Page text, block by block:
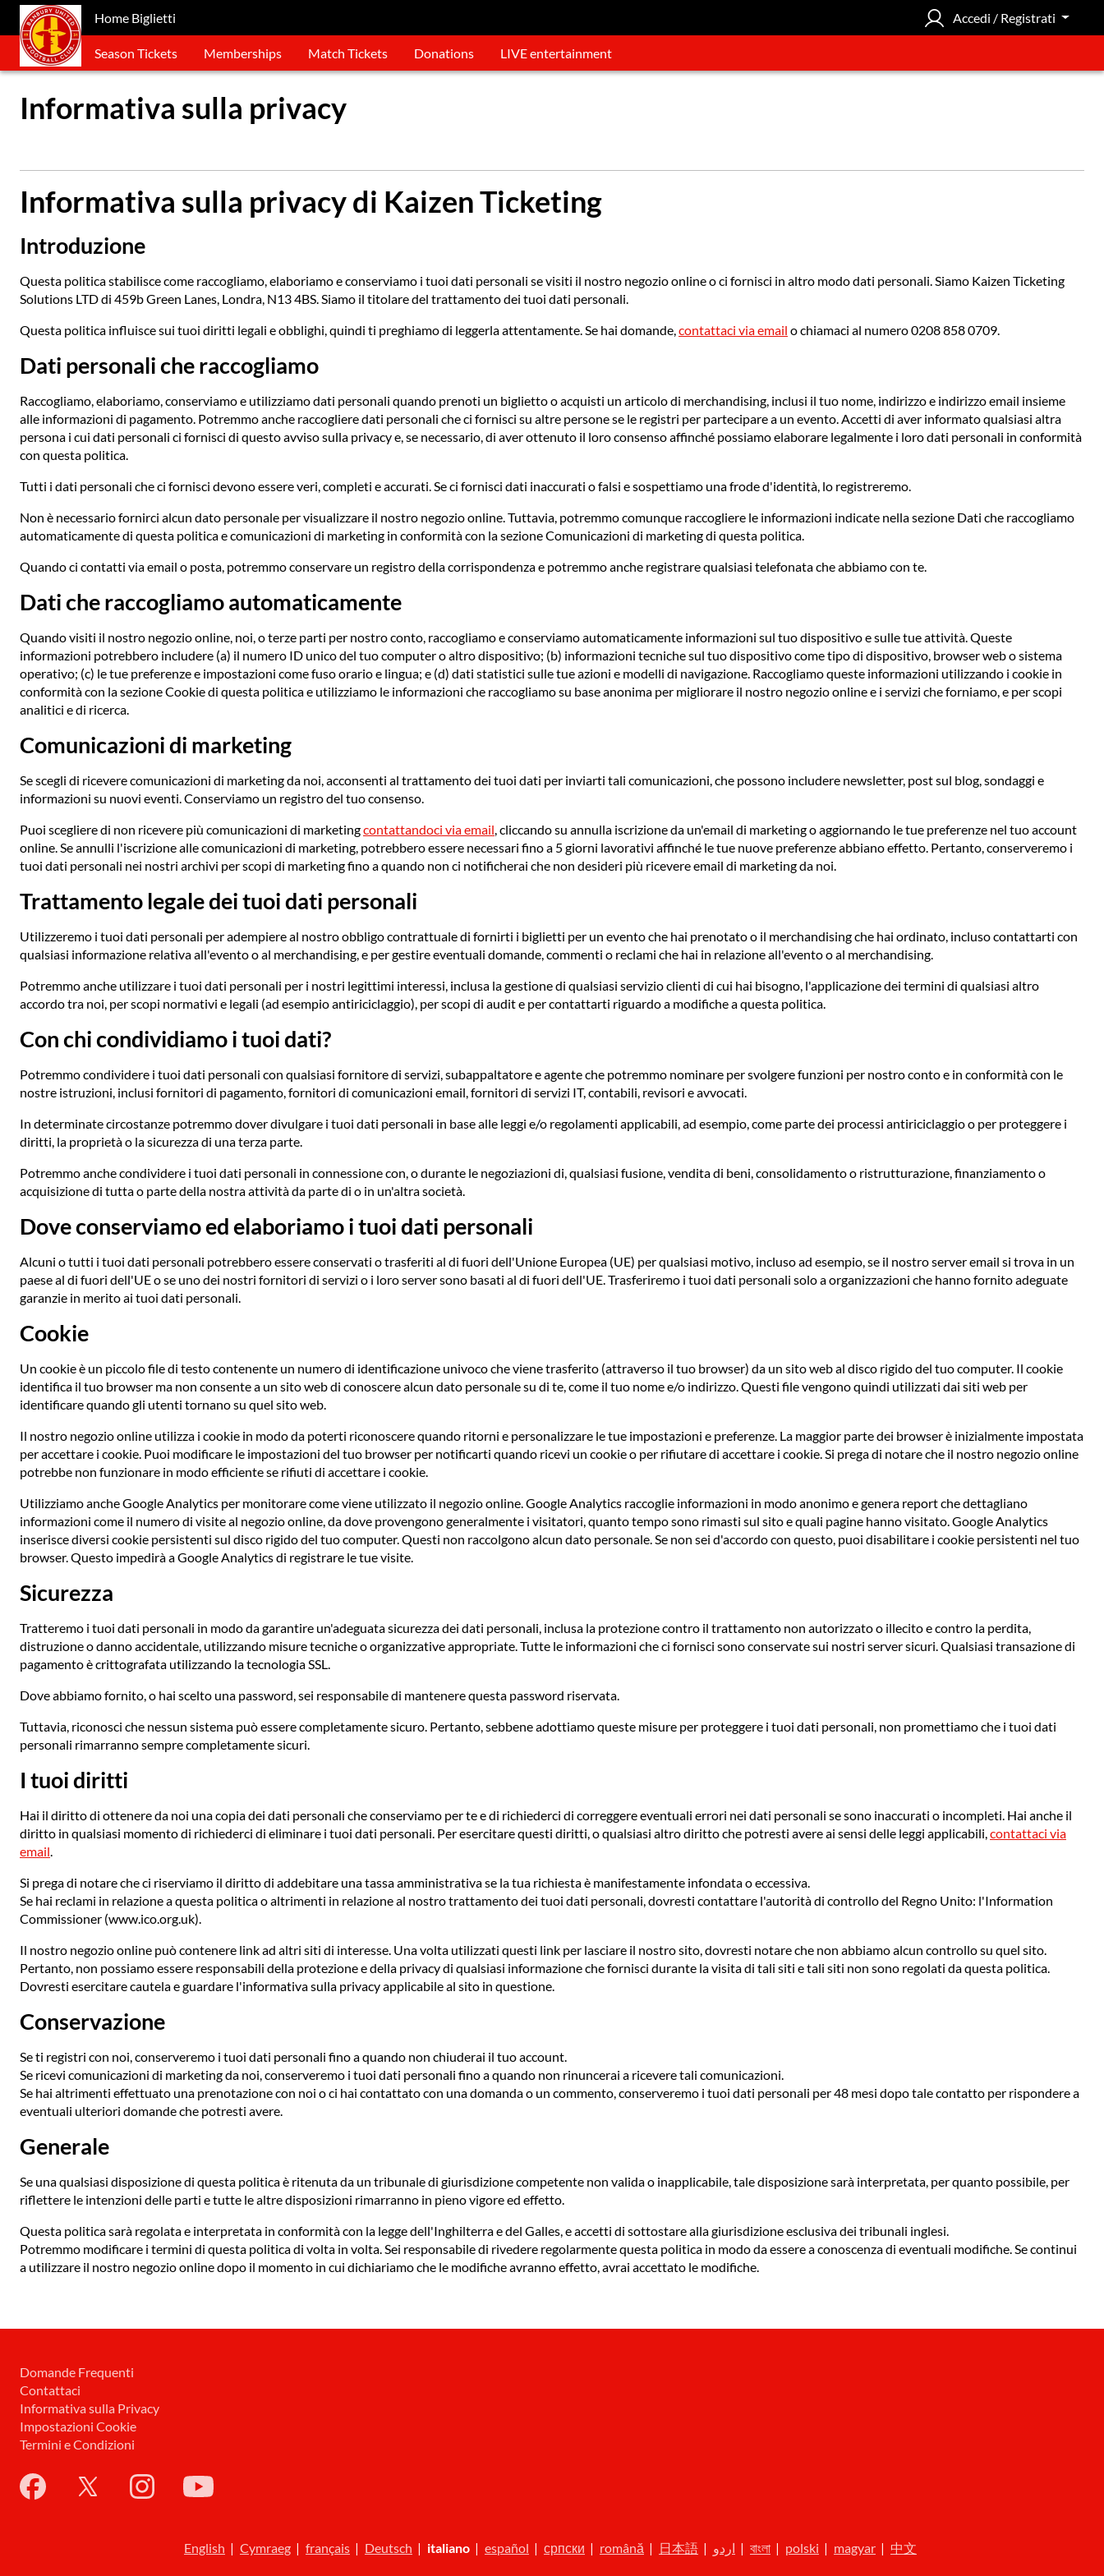
Home Biglietti Accedi / Registrati
Season Tickets Memberships Match Tickets Donations LIVE entertainment
Informativa sulla privacy
Informativa sulla privacy di Kaizen Ticketing
Introduzione
Questa politica stabilisce come raccogliamo, elaboriamo e conserviamo i tuoi dati personali se visiti il nostro negozio online o ci fornisci in altro modo dati personali. Siamo Kaizen Ticketing
Solutions LTD di 459b Green Lanes, Londra, N13 4BS. Siamo il titolare del trattamento dei tuoi dati personali.
Questa politica influisce sui tuoi diritti legali e obblighi, quindi ti preghiamo di leggerla attentamente. Se hai domande,contattaci via email o chiamaci al numero 0208 858 0709.
Dati personali che raccogliamo
Raccogliamo, elaboriamo, conserviamo e utilizziamo dati personali quando prenoti un biglietto o acquisti un articolo di merchandising, inclusi il tuo nome, indirizzo e indirizzo email insieme
alle informazioni di pagamento. Potremmo anche raccogliere dati personali che ci fornisci su altre persone se le registri per partecipare a un evento. Accetti di aver informato qualsiasi altra
persona i cui dati personali ci fornisci di questo avviso sulla privacy e, se necessario, di aver ottenuto il loro consenso affinché possiamo elaborare legalmente i loro dati personali in conformità
con questa politica.
Tutti i dati personali che ci fornisci devono essere veri, completi e accurati. Se ci fornisci dati inaccurati o falsi e sospettiamo una frode d'identità, lo registreremo.
Non è necessario fornirci alcun dato personale per visualizzare il nostro negozio online. Tuttavia, potremmo comunque raccogliere le informazioni indicate nella sezione Dati che raccogliamo
automaticamente di questa politica e comunicazioni di marketing in conformità con la sezione Comunicazioni di marketing di questa politica.
Quando ci contatti via email o posta, potremmo conservare un registro della corrispondenza e potremmo anche registrare qualsiasi telefonata che abbiamo con te.
Dati che raccogliamo automaticamente
Quando visiti il nostro negozio online, noi, o terze parti per nostro conto, raccogliamo e conserviamo automaticamente informazioni sul tuo dispositivo e sulle tue attività. Queste
informazioni potrebbero includere (a) il numero ID unico del tuo computer o altro dispositivo; (b) informazioni tecniche sul tuo dispositivo come tipo di dispositivo, browser web o sistema
operativo; (c) le tue preferenze e impostazioni come fuso orario e lingua; e (d) dati statistici sulle tue azioni e modelli di navigazione. Raccogliamo queste informazioni utilizzando i cookie in
conformità con la sezione Cookie di questa politica e utilizziamo le informazioni che raccogliamo su base anonima per migliorare il nostro negozio online e i servizi che forniamo, e per scopi
analitici e di ricerca.
Comunicazioni di marketing
Se scegli di ricevere comunicazioni di marketing da noi, acconsenti al trattamento dei tuoi dati per inviarti tali comunicazioni, che possono includere newsletter, post sul blog, sondaggi e
informazioni su nuovi eventi. Conserviamo un registro del tuo consenso.
Puoi scegliere di non ricevere più comunicazioni di marketingcontattandoci via email, cliccando su annulla iscrizione da un'email di marketing o aggiornando le tue preferenze nel tuo account
online. Se annulli l'iscrizione alle comunicazioni di marketing, potrebbero essere necessari fino a 5 giorni lavorativi affinché le tue nuove preferenze abbiano effetto. Pertanto, conserveremo i
tuoi dati personali nei nostri archivi per scopi di marketing fino a quando non ci notificherai che non desideri più ricevere email di marketing da noi.
Trattamento legale dei tuoi dati personali
Utilizzeremo i tuoi dati personali per adempiere al nostro obbligo contrattuale di fornirti i biglietti per un evento che hai prenotato o il merchandising che hai ordinato, incluso contattarti con
qualsiasi informazione relativa all'evento o al merchandising, e per gestire eventuali domande, commenti o reclami che hai in relazione all'evento o al merchandising.
Potremmo anche utilizzare i tuoi dati personali per i nostri legittimi interessi, inclusa la gestione di qualsiasi servizio clienti di cui hai bisogno, l'applicazione dei termini di qualsiasi altro
accordo tra noi, per scopi normativi e legali (ad esempio antiriciclaggio), per scopi di audit e per contattarti riguardo a modifiche a questa politica.
Con chi condividiamo i tuoi dati?
Potremmo condividere i tuoi dati personali con qualsiasi fornitore di servizi, subappaltatore e agente che potremmo nominare per svolgere funzioni per nostro conto e in conformità con le
nostre istruzioni, inclusi fornitori di pagamento, fornitori di comunicazioni email, fornitori di servizi IT, contabili, revisori e avvocati.
In determinate circostanze potremmo dover divulgare i tuoi dati personali in base alle leggi e/o regolamenti applicabili, ad esempio, come parte dei processi antiriciclaggio o per proteggere i
diritti, la proprietà o la sicurezza di una terza parte.
Potremmo anche condividere i tuoi dati personali in connessione con, o durante le negoziazioni di, qualsiasi fusione, vendita di beni, consolidamento o ristrutturazione, finanziamento o
acquisizione di tutta o parte della nostra attività da parte di o in un'altra società.
Dove conserviamo ed elaboriamo i tuoi dati personali
Alcuni o tutti i tuoi dati personali potrebbero essere conservati o trasferiti al di fuori dell'Unione Europea (UE) per qualsiasi motivo, incluso ad esempio, se il nostro server email si trova in un
paese al di fuori dell'UE o se uno dei nostri fornitori di servizi o i loro server sono basati al di fuori dell'UE. Trasferiremo i tuoi dati personali solo a organizzazioni che hanno fornito adeguate
garanzie in merito ai tuoi dati personali.
Cookie
Un cookie è un piccolo file di testo contenente un numero di identificazione univoco che viene trasferito (attraverso il tuo browser) da un sito web al disco rigido del tuo computer. Il cookie
identifica il tuo browser ma non consente a un sito web di conoscere alcun dato personale su di te, come il tuo nome e/o indirizzo. Questi file vengono quindi utilizzati dai siti web per
identificare quando gli utenti tornano su quel sito web.
Il nostro negozio online utilizza i cookie in modo da poterti riconoscere quando ritorni e personalizzare le tue impostazioni e preferenze. La maggior parte dei browser è inizialmente impostata
per accettare i cookie. Puoi modificare le impostazioni del tuo browser per notificarti quando ricevi un cookie o per rifiutare di accettare i cookie. Si prega di notare che il nostro negozio online
potrebbe non funzionare in modo efficiente se rifiuti di accettare i cookie.
Utilizziamo anche Google Analytics per monitorare come viene utilizzato il negozio online. Google Analytics raccoglie informazioni in modo anonimo e genera report che dettagliano
informazioni come il numero di visite al negozio online, da dove provengono generalmente i visitatori, quanto tempo sono rimasti sul sito e quali pagine hanno visitato. Google Analytics
inserisce diversi cookie persistenti sul disco rigido del tuo computer. Questi non raccolgono alcun dato personale. Se non sei d'accordo con questo, puoi disabilitare i cookie persistenti nel tuo
browser. Questo impedirà a Google Analytics di registrare le tue visite.
Sicurezza
Tratteremo i tuoi dati personali in modo da garantire un'adeguata sicurezza dei dati personali, inclusa la protezione contro il trattamento non autorizzato o illecito e contro la perdita,
distruzione o danno accidentale, utilizzando misure tecniche o organizzative appropriate. Tutte le informazioni che ci fornisci sono conservate sui nostri server sicuri. Qualsiasi transazione di
pagamento è crittografata utilizzando la tecnologia SSL.
Dove abbiamo fornito, o hai scelto una password, sei responsabile di mantenere questa password riservata.
Tuttavia, riconosci che nessun sistema può essere completamente sicuro. Pertanto, sebbene adottiamo queste misure per proteggere i tuoi dati personali, non promettiamo che i tuoi dati
personali rimarranno sempre completamente sicuri.
I tuoi diritti
Hai il diritto di ottenere da noi una copia dei dati personali che conserviamo per te e di richiederci di correggere eventuali errori nei dati personali se sono inaccurati o incompleti. Hai anche il
diritto in qualsiasi momento di richiederci di eliminare i tuoi dati personali. Per esercitare questi diritti, o qualsiasi altro diritto che potresti avere ai sensi delle leggi applicabili,contattaci via
email.
Si prega di notare che ci riserviamo il diritto di addebitare una tassa amministrativa se la tua richiesta è manifestamente infondata o eccessiva.
Se hai reclami in relazione a questa politica o altrimenti in relazione al nostro trattamento dei tuoi dati personali, dovresti contattare l'autorità di controllo del Regno Unito: l'Information
Commissioner (www.ico.org.uk).
Il nostro negozio online può contenere link ad altri siti di interesse. Una volta utilizzati questi link per lasciare il nostro sito, dovresti notare che non abbiamo alcun controllo su quel sito.
Pertanto, non possiamo essere responsabili della protezione e della privacy di qualsiasi informazione che fornisci durante la visita di tali siti e tali siti non sono regolati da questa politica.
Dovresti esercitare cautela e guardare l'informativa sulla privacy applicabile al sito in questione.
Conservazione
Se ti registri con noi, conserveremo i tuoi dati personali fino a quando non chiuderai il tuo account.
Se ricevi comunicazioni di marketing da noi, conserveremo i tuoi dati personali fino a quando non rinuncerai a ricevere tali comunicazioni.
Se hai altrimenti effettuato una prenotazione con noi o ci hai contattato con una domanda o un commento, conserveremo i tuoi dati personali per 48 mesi dopo tale contatto per rispondere a
eventuali ulteriori domande che potresti avere.
Generale
Se una qualsiasi disposizione di questa politica è ritenuta da un tribunale di giurisdizione competente non valida o inapplicabile, tale disposizione sarà interpretata, per quanto possibile, per
riflettere le intenzioni delle parti e tutte le altre disposizioni rimarranno in pieno vigore ed effetto.
Questa politica sarà regolata e interpretata in conformità con la legge dell'Inghilterra e del Galles, e accetti di sottostare alla giurisdizione esclusiva dei tribunali inglesi.
Potremmo modificare i termini di questa politica di volta in volta. Sei responsabile di rivedere regolarmente questa politica in modo da essere a conoscenza di eventuali modifiche. Se continui
a utilizzare il nostro negozio online dopo il momento in cui dichiariamo che le modifiche avranno effetto, avrai accettato le modifiche.
Domande Frequenti
Contattaci
Informativa sulla Privacy
Impostazioni Cookie
Termini e Condizioni
English | Cymraeg | français | Deutsch | italiano | español | српски | română | 日本語 | اردو | বাংলা | polski | magyar | 中文